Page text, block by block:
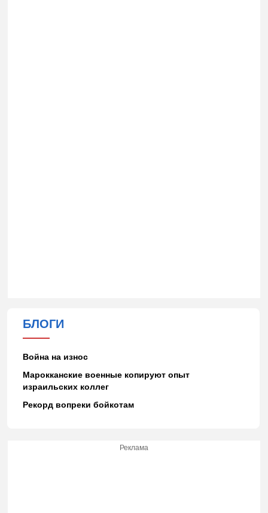
БЛОГИ
Война на износ
Марокканские военные копируют опыт
израильских коллег
Рекорд вопреки бойкотам
Реклама